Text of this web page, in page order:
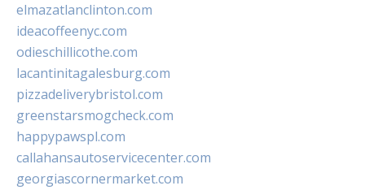
elmazatlanclinton.com
ideacoffeenyc.com
odieschillicothe.com
lacantinitagalesburg.com
pizzadeliverybristol.com
greenstarsmogcheck.com
happypawspl.com
callahansautoservicecenter.com
georgiascornermarket.com